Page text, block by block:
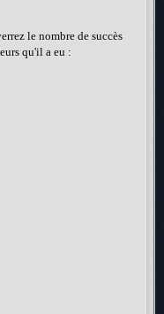
le nombre de succès
qu'il a eu :